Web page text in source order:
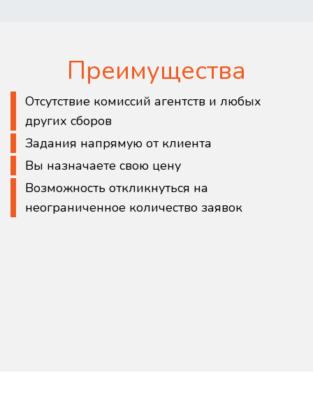
Преимущества
Отсутствие комиссий агентств и любых
других сборов
Задания напрямую от клиента
Вы назначаете свою цену
Возможность откликнуться на
неограниченное количество заявок